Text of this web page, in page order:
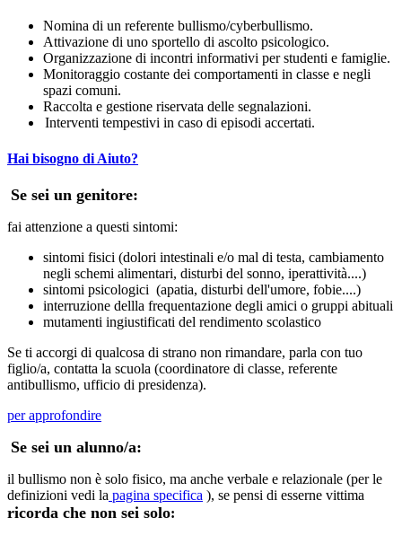
Nomina di un referente bullismo/cyberbullismo.
Attivazione di uno sportello di ascolto psicologico.
Organizzazione di incontri informativi per studenti e famiglie.
Monitoraggio costante dei comportamenti in classe e negli
spazi comuni.
Raccolta e gestione riservata delle segnalazioni.
Interventi tempestivi in caso di episodi accertati.
Hai bisogno di Aiuto?
Se sei un genitore:
fai attenzione a questi sintomi:
sintomi fisici (dolori intestinali e/o mal di testa, cambiamento
negli schemi alimentari, disturbi del sonno, iperattività....)
sintomi psicologici (apatia, disturbi dell'umore, fobie....)
interruzione dellla frequentazione degli amici o gruppi abituali
mutamenti ingiustificati del rendimento scolastico
Se ti accorgi di qualcosa di strano non rimandare, parla con tuo
figlio/a, contatta la scuola (coordinatore di classe, referente
antibullismo, ufficio di presidenza).
per approfondire
Se sei un alunno/a:
il bullismo non è solo fisico, ma anche verbale e relazionale (per le
definizioni vedi la pagina specifica ), se pensi di esserne vittima
ricorda che non sei solo: